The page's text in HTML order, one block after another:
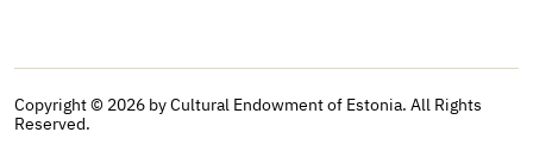
Copyright © 2026 by Cultural Endowment of Estonia. All Rights
Reserved.